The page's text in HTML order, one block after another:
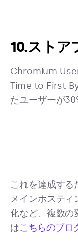
10.ストア
Chromium
Time to First
たユーザーが
これを達成する
メインホステ
化など、複数の
はこちらのブロ